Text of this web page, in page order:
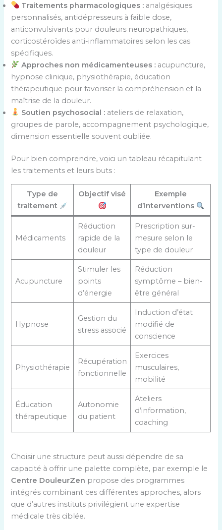
Traitements pharmacologiques : analgésiques
personnalisés, antidépresseurs à faible dose,
anticonvulsivants pour douleurs neuropathiques,
corticostéroïdes anti-inflammatoires selon les cas
spécifiques.
Approches non médicamenteuses : acupuncture,
hypnose clinique, physiothérapie, éducation
thérapeutique pour favoriser la compréhension et la
maîtrise de la douleur.
Soutien psychosocial : ateliers de relaxation,
groupes de parole, accompagnement psychologique,
dimension essentielle souvent oubliée.
Pour bien comprendre, voici un tableau récapitulant
les traitements et leurs buts :
Type de
traitement
Objectif visé
Exemple
d’interventions
Médicaments
Réduction
rapide de la
douleur
Prescription sur-
mesure selon le
type de douleur
Acupuncture
Stimuler les
points
d’énergie
Réduction
symptôme – bien-
être général
Hypnose
Gestion du
stress associé
Induction d’état
modifié de
conscience
Physiothérapie
Récupération
fonctionnelle
Exercices
musculaires,
mobilité
Éducation
thérapeutique
Autonomie
du patient
Ateliers
d’information,
coaching
Choisir une structure peut aussi dépendre de sa
capacité à offrir une palette complète, par exemple le
Centre DouleurZen propose des programmes
intégrés combinant ces différentes approches, alors
que d’autres instituts privilégient une expertise
médicale très ciblée.